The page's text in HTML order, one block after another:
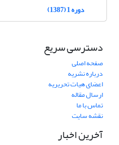
دوره 1 (1387)
دسترسی سریع
صفحه اصلی
درباره نشریه
اعضای هیات تحریریه
ارسال مقاله
تماس با ما
نقشه سایت
آخرین اخبار